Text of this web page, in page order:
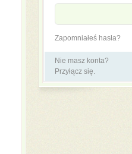
Zapomniałeś hasła?
Nie masz konta?
Przyłącz się.